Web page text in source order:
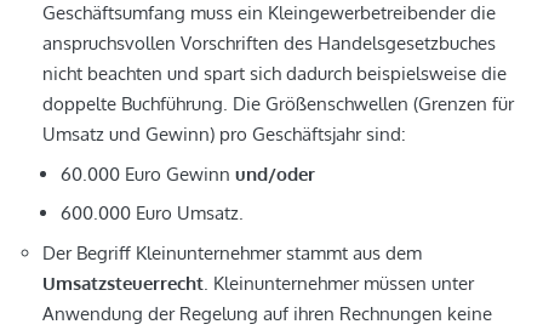
Geschäftsumfang muss ein Kleingewerbetreibender die
anspruchsvollen Vorschriften des Handelsgesetzbuches
nicht beachten und spart sich dadurch beispielsweise die
doppelte Buchführung. Die Größenschwellen (Grenzen für
Umsatz und Gewinn) pro Geschäftsjahr sind:
60.000 Euro Gewinn und/oder
600.000 Euro Umsatz.
Der Begriff Kleinunternehmer stammt aus dem
Umsatzsteuerrecht . Kleinunternehmer müssen unter
Anwendung der Regelung auf ihren Rechnungen keine